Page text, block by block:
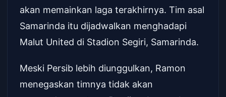
akan memainkan laga terakhirnya. Tim asal
Samarinda itu dijadwalkan menghadapi
Malut United di Stadion Segiri, Samarinda.
Meski Persib lebih diunggulkan, Ramon
menegaskan timnya tidak akan